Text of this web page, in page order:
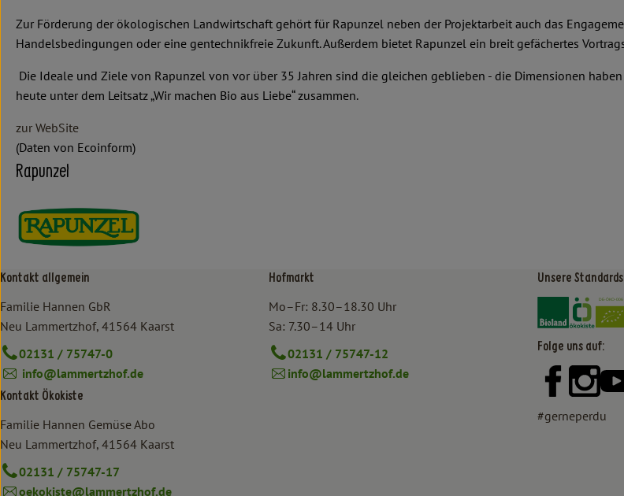
Zur Förderung der ökologischen Landwirtschaft gehört für Rapunzel neben der Projektarbeit auch das
Handelsbedingungen oder eine gentechnikfreie Zukunft. Außerdem bietet Rapunzel ein breit gefächertes
Die Ideale und Ziele von Rapunzel von vor über 35 Jahren sind die gleichen geblieben - die Dimensionen
heute unter dem Leitsatz „Wir machen Bio aus Liebe“ zusammen.
zur WebSite
(Daten von Ecoinform)
Rapunzel
Kontakt allgemein
Familie Hannen GbR
Neu Lammertzhof, 41564 Kaarst
02131 / 75747-0
info@lammertzhof.de
Kontakt Ökokiste
Familie Hannen Gemüse Abo
Neu Lammertzhof, 41564 Kaarst
02131 / 75747-17
oekokiste@lammertzhof.de
Hofmarkt
Mo–Fr: 8.30–18.30 Uhr
Sa: 7.30–14 Uhr
02131 / 75747-12
info@lammertzhof.de
Unsere Standards
Externer
Folge uns auf:
#gerneperdu